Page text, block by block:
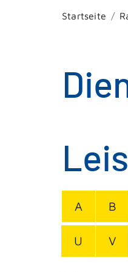
Startseite
A B
U V